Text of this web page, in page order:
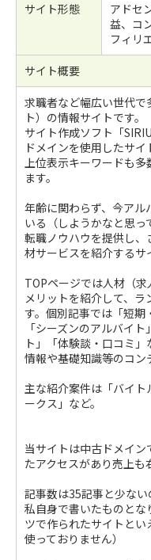
サイト形態
アドセ
益、コ
フィリ
サイト概要
求職者など幅広い世代で
ト）の情報サイトです。
サイト作成ソフト「
ドメインを使用したサイ
上位表示キーワードも多
ます。
年齢に関わらず、今アル
いる（しようかなと思
転職ノウハウを提供し
材サービスを紹介するサ
TOPページでは人材（
メリットを紹介して、
す。個別記事では「短期
「シーズンのアルバイ
ト」「体験談・口コミ
情報や基礎知識等のコン
主な紹介案件は「バイ
ークス」など。
当サイトは中古ドメイ
たアクセスがあり売上も
記事数は35記事と少な
私自身で書いたものと
ツで作られたサイトと
使っておりません）